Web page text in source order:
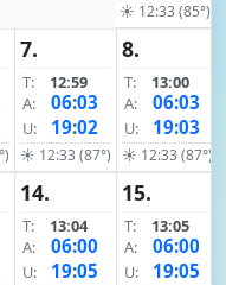
☀ 12:33 (85°)
7.
T:
12:59
A:
06:03
U: 19:02
☀ 12:33 (87°)
8.
T:
13:00
A:
06:03
U: 19:03
☀ 12:33 (87°)
14.
T:
13:04
A:
06:00
U: 19:05
15.
T:
13:05
A:
06:00
U: 19:05